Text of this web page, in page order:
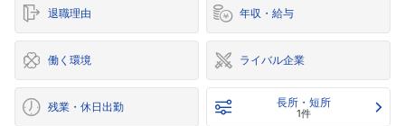
退職理由 年収・給与
働く環境 ライバル企業
残業・休日出勤 長所・短所
1件